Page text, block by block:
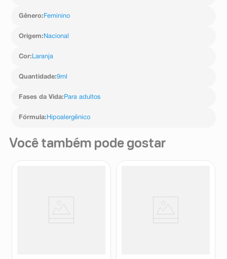
Gênero: Feminino
Origem: Nacional
Cor: Laranja
Quantidade:9ml
Fases da Vida: Para adultos
Fórmula: Hipoalergênico
Você também pode gostar